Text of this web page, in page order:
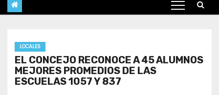
LOCALES
EL CONCEJO RECONOCE A 45 ALUMNOS
MEJORES PROMEDIOS DE LAS
ESCUELAS 1057 Y 837